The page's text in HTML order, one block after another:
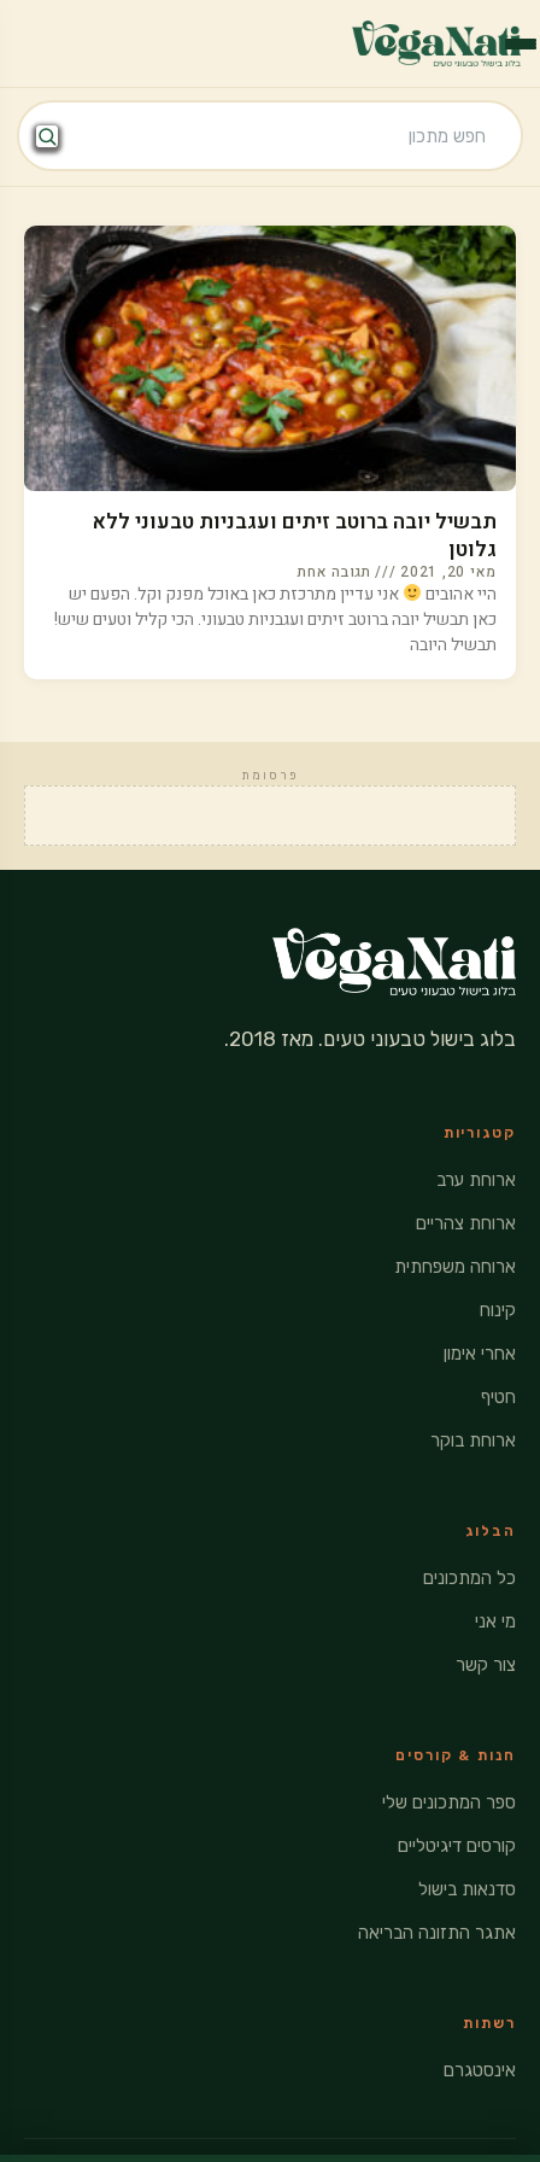
תבשיל יובה ברוטב זיתים ועגבניות טבעוני ללא
גלוטן
מאי 20, 2021 תגובה אחת
היי אהובים
אני עדיין מתרכזת כאן באוכל מפנק וקל. הפעם יש
כאן תבשיל יובה ברוטב זיתים ועגבניות טבעוני. הכי קליל וטעים שיש!
תבשיל היובה
פרסומת
בלוג בישול טבעוני טעים. מאז 2018.
קטגוריות
ארוחת ערב
ארוחת צהריים
ארוחה משפחתית
קינוח
אחרי אימון
חטיף
ארוחת בוקר
הבלוג
כל המתכונים
מי אני
צור קשר
חנות & קורסים
ספר המתכונים שלי
קורסים דיגיטליים
סדנאות בישול
אתגר התזונה הבריאה
רשתות
אינסטגרם